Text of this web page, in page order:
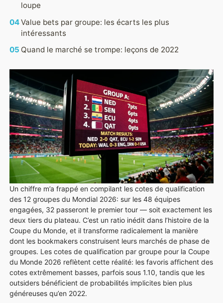
STADES FAQ
loupe
Value bets par groupe: les écarts les plus
intéressants
Quand le marché se trompe: leçons de 2022
Un chiffre m’a frappé en compilant les cotes de qualification
des 12 groupes du Mondial 2026: sur les 48 équipes
engagées, 32 passeront le premier tour — soit exactement les
deux tiers du plateau. C’est un ratio inédit dans l’histoire de la
Coupe du Monde, et il transforme radicalement la manière
dont les bookmakers construisent leurs marchés de phase de
groupes. Les cotes de qualification par groupe pour la Coupe
du Monde 2026 reflètent cette réalité: les favoris affichent des
cotes extrêmement basses, parfois sous 1.10, tandis que les
outsiders bénéficient de probabilités implicites bien plus
généreuses qu’en 2022.